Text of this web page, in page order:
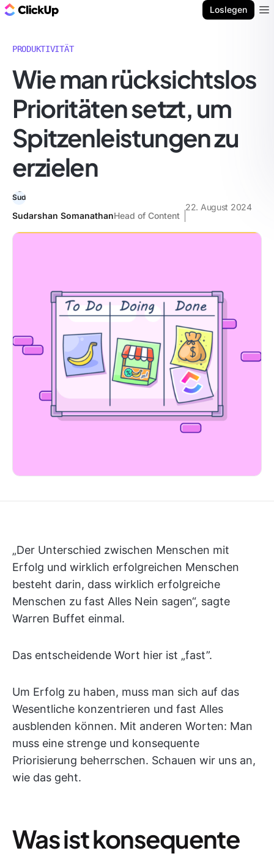
Loslegen
PRODUKTIVITÄT
Wie man rücksichtslos
Prioritäten setzt, um
Spitzenleistungen zu
erzielen
Sudarshan SomanathanHead of Content
22. August 2024
„Der Unterschied zwischen Menschen mit
Erfolg und wirklich erfolgreichen Menschen
besteht darin, dass wirklich erfolgreiche
Menschen zu fast Alles Nein sagen“, sagte
Warren Buffet einmal.
Das entscheidende Wort hier ist „fast”.
Um Erfolg zu haben, muss man sich auf das
Wesentliche konzentrieren und fast Alles
ausblenden können. Mit anderen Worten: Man
muss eine strenge und konsequente
Priorisierung beherrschen. Schauen wir uns an,
wie das geht.
Was ist konsequente